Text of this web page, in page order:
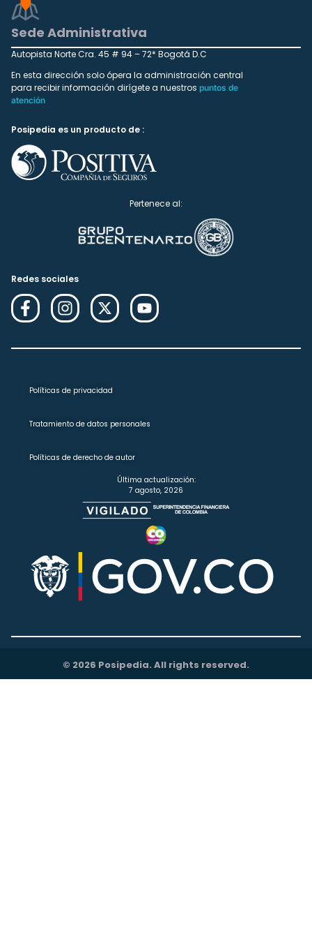
Sede Administrativa
Autopista Norte Cra. 45 # 94 – 72* Bogotá D.C
En esta dirección solo ópera la administración central
para recibir información dirígete a nuestros puntos de
atención
Posipedia es un producto de :
Pertenece al:
Redes sociales
Políticas de privacidad
Tratamiento de datos personales
Políticas de derecho de autor
Última actualización:
7 agosto, 2026
© 2026 Posipedia. All rights reserved.